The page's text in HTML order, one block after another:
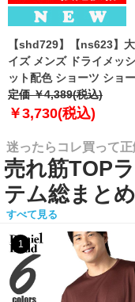
【shd729】【ns623】
イズ メンズ ドライメッ
ット配色 ショーツ ショ
ツ ハーフパンツ 春夏新作
302252az 【fre】
定価 ￥4,389(税込)
￥3,730(税込)
迷ったらコレ買って
売れ筋TOP
テム総まとめ
すべて見る
1